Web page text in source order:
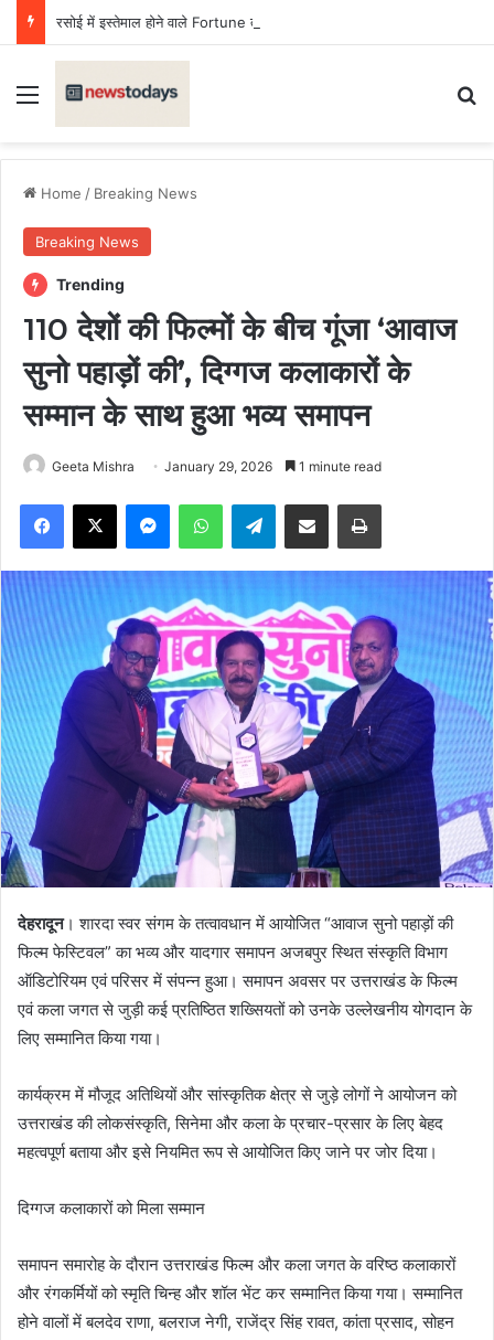
रसोई में इस्तेमाल होने वाले Fortune तेल का सैंपल जांच में फेल, लगा जुर्माना
Menu
Home / Breaking News
Breaking News
Trending
110 देशों की फिल्मों के बीच गूंजा ‘आवाज
सुनो पहाड़ों की’, दिग्गज कलाकारों के
सम्मान के साथ हुआ भव्य समापन
Geeta Mishra January 29, 2026 1 minute read
Facebook
X MessengerWhatsAppTelegramShare via Email Print
देहरादून। शारदा स्वर संगम के तत्वावधान में आयोजित “आवाज सुनो पहाड़ों की
फिल्म फेस्टिवल” का भव्य और यादगार समापन अजबपुर स्थित संस्कृति विभाग
ऑडिटोरियम एवं परिसर में संपन्न हुआ। समापन अवसर पर उत्तराखंड के फिल्म
एवं कला जगत से जुड़ी कई प्रतिष्ठित शख्सियतों को उनके उल्लेखनीय योगदान के
लिए सम्मानित किया गया।
कार्यक्रम में मौजूद अतिथियों और सांस्कृतिक क्षेत्र से जुड़े लोगों ने आयोजन को
उत्तराखंड की लोकसंस्कृति, सिनेमा और कला के प्रचार-प्रसार के लिए बेहद
महत्वपूर्ण बताया और इसे नियमित रूप से आयोजित किए जाने पर जोर दिया।
दिग्गज कलाकारों को मिला सम्मान
समापन समारोह के दौरान उत्तराखंड फिल्म और कला जगत के वरिष्ठ कलाकारों
और रंगकर्मियों को स्मृति चिन्ह और शॉल भेंट कर सम्मानित किया गया। सम्मानित
होने वालों में बलदेव राणा, बलराज नेगी, राजेंद्र सिंह रावत, कांता प्रसाद, सोहन